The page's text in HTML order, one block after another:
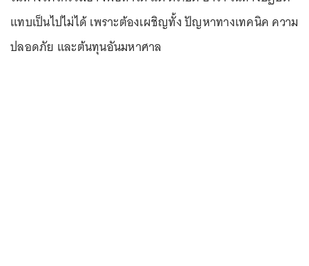
แทบเป็นไปไม่ได้ เพราะต้องเผชิญทั้ง ปัญหาทางเทคนิค ความ
ปลอดภัย และต้นทุนอันมหาศาล